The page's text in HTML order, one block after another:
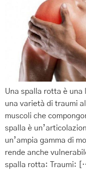
Una spalla rotta è una
una varietà di traumi
muscoli che
spalla è
un’ampia gamma di
rende anche
spalla rotta: Traumi: